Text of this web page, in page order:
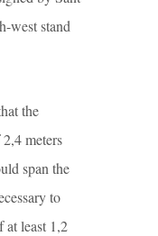
west stand
the
meters
span the
to
at least 1,2